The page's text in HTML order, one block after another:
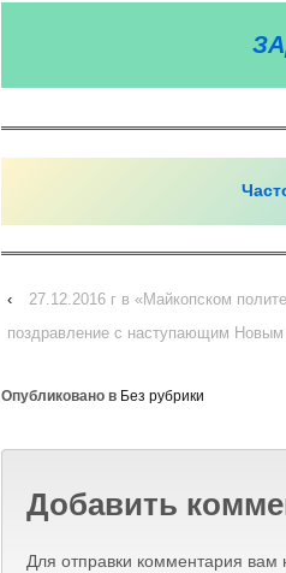
‹
27.12.2016 г в «Майкопском
поздравление с наступающим
Опубликовано в Без рубрики
Добавить
Для отправки комментария вам